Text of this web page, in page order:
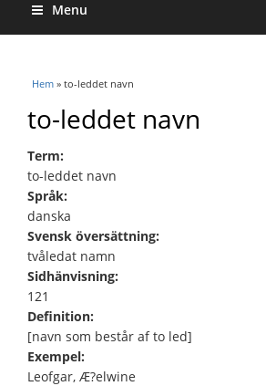
Menu
Du är här
Hem » to-leddet navn
to-leddet navn
Term:
to-leddet navn
Språk:
danska
Svensk översättning:
tvåledat namn
Sidhänvisning:
121
Definition:
[navn som består af to led]
Exempel:
Leofgar, Æ?elwine